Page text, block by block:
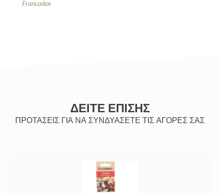
Francodex
ΔΕΙΤΕ ΕΠΙΣΗΣ
ΠΡΟΤΑΣΕΙΣ ΓΙΑ ΝΑ ΣΥΝΔΥΑΣΕΤΕ ΤΙΣ ΑΓΟΡΕΣ ΣΑΣ